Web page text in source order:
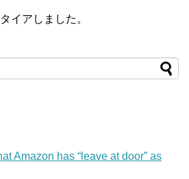
イアしました。
Amazon has “leave at door” as